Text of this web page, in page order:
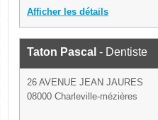
Afficher les détails
Taton Pascal - Dentiste
26 AVENUE JEAN JAURES
08000 Charleville-mézières